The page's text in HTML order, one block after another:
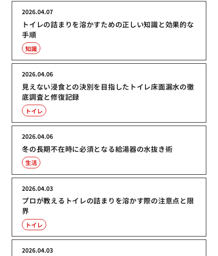
トイレの詰まりを溶かすための正しい知識と効果的な
手順
2026.04.07
知識
見えない浸食との決別を目指したトイレ床面漏水の徹
底調査と修復記録
2026.04.06
トイレ
冬の長期不在時に必須となる給湯器の水抜き術
2026.04.06
生活
プロが教えるトイレの詰まりを溶かす際の注意点と限
界
2026.04.03
トイレ
2026.04.03